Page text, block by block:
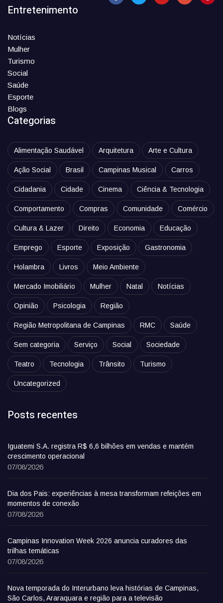
Entretenimento
Notícias
Mulher
Turismo
Social
Saúde
Esporte
Blogs
Categorias
Alimentação Saudável Arquitetura Arte e Cultura
Ação Social Brasil Campinas Musical Carros
Cidadania Cidade Cinema Ciência & Tecnologia
Comportamento Compras Comunidade Comércio
Cultura & Lazer Direito Economia Educação
Emprego Esporte Exposição Gastronomia
Holambra Livros Meio Ambiente
Mercado Imobiliário Mulher Natal Notícias
Opinião Psicologia Região
Região Metropolitana de Campinas RMC Saúde
Sem categoria Serviço Social Sociedade
Teatro Tecnologia Trânsito Turismo
Uncategorized
Posts recentes
Iguatemi S.A. registra R$ 6,6 bilhões em vendas e mantém
crescimento operacional
07/08/2026
Dia dos Pais: experiências à mesa transformam refeições em
momentos de conexão
07/08/2026
Campinas Innovation Week 2026 anuncia curadores das
trilhas temáticas
07/08/2026
Nova temporada do Interurbano leva histórias de Campinas,
São Carlos, Araraquara e região para a televisão